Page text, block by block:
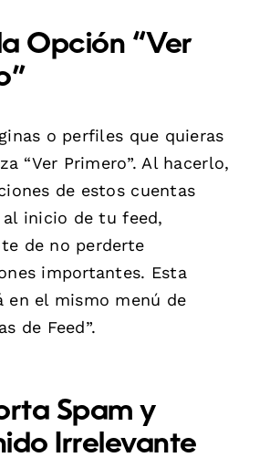
Opción “Ver
o perfiles que quieras
“Ver Primero”. Al hacerlo,
de estos cuentas
al inicio de tu feed,
de no perderte
importantes. Esta
en el mismo menú de
de Feed”.
Spam y
Irrelevante